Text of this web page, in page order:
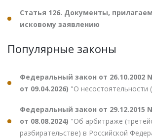
Статья 126. Документы,
исковому заявлению
Популярные законы
Федеральный закон от 26.10.2002
от 09.04.2026) "О несостоятельности
Федеральный закон от 29.12.2015
от 08.08.2024) "Об арбитраже
разбирательстве) в Российской